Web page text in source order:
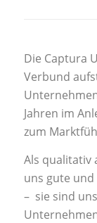
Die Captura
Verbund
Jahren im
zum
Als qualitativ
uns gute
– sie sind